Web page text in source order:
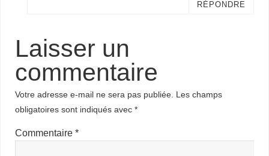
RÉPONDRE
Laisser un
commentaire
Votre adresse e-mail ne sera pas publiée. Les champs
obligatoires sont indiqués avec*
Commentaire*